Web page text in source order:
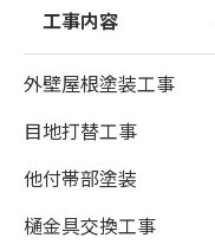
工事内容
外壁屋根塗装工事
目地打替工事
他付帯部塗装
樋金具交換工事